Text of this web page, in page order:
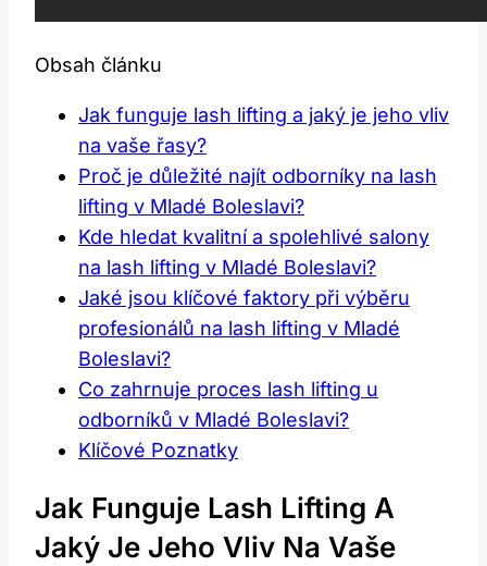
Obsah článku
Jak funguje‍ lash lifting a jaký je jeho vliv
na vaše řasy?
Proč je důležité najít odborníky na ‍lash
lifting v Mladé Boleslavi?
Kde hledat kvalitní a spolehlivé salony
na⁣ lash lifting v Mladé ‍Boleslavi?
Jaké jsou klíčové faktory při výběru
profesionálů na lash ​lifting v Mladé
Boleslavi?
Co zahrnuje proces‍ lash lifting u
odborníků v⁤ Mladé Boleslavi?
Klíčové Poznatky
Jak Funguje‍ Lash Lifting A
Jaký Je Jeho Vliv Na Vaše